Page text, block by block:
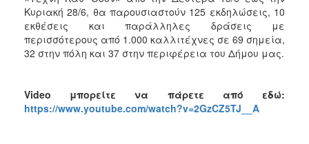
Κυριακή 28/6, θα παρουσιαστούν 125 εκδηλώσεις, 10
εκθέσεις και παράλληλες δράσεις με
περισσότερους από 1.000 καλλιτέχνες σε 69 σημεία,
32 στην πόλη και 37 στην περιφέρεια του Δήμου μας.
Video μπορείτε να πάρετε από εδώ:
https://www.youtube.com/watch?v=2GzCZ5TJ__A